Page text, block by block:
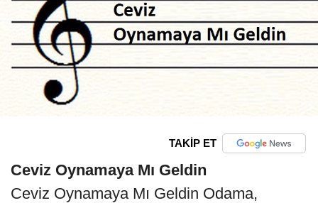
TAKİP ET
Ceviz Oynamaya Mı Geldin
Ceviz Oynamaya Mı Geldin Odama,